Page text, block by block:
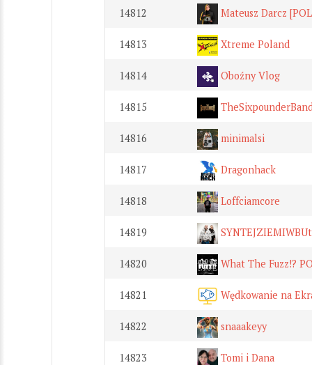
14812 Mateusz Darcz
14813 Xtreme Poland
14814 Oboźny Vlog
14815
14816 minimalsi
14817 Dragonhack
14818 Loffciamcore
14819
14820 What The Fuzz!?
14821 Wędkowanie na
14822 snaaakeyy
14823 Tomi i Dana